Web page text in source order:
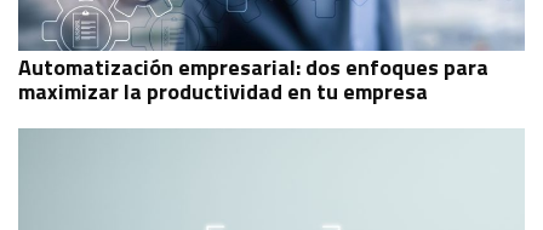
Automatización empresarial: dos enfoques para
maximizar la productividad en tu empresa